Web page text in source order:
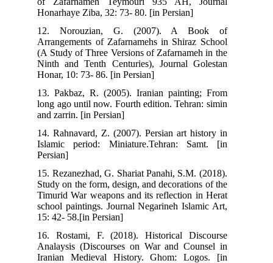
Honarhaye Ziba, 32: 73- 80. [in Persian]
12. Norouzian, G. (2007). A Book of
Arrangements of Zafarnamehs in Shiraz School
(A Study of Three Versions of Zafarnameh in the
Ninth and Tenth Centuries), Journal Golestan
Honar, 10: 73- 86. [in Persian]
13. Pakbaz, R. (2005). Iranian painting; From
long ago until now. Fourth edition. Tehran: simin
and zarrin. [in Persian]
14. Rahnavard, Z. (2007). Persian art history in
Islamic period: Miniature.Tehran: Samt. [in
15. Rezanezhad, G. Shariat Panahi, S.M. (2018).
Study on the form, design, and decorations of the
Timurid War weapons and its reflection in Herat
school paintings. Journal Negarineh Islamic Art,
15: 42- 58.[in Persian]
16. Rostami, F. (2018). Historical Discourse
Analaysis (Discourses on War and Counsel in
Iranian Medieval History. Ghom: Logos. [in